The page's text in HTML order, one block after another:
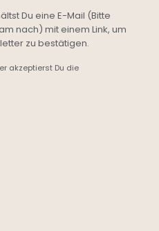
Du eine E-Mail (Bitte
nach) mit einem Link, um
zu bestätigen.
akzeptierst Du die